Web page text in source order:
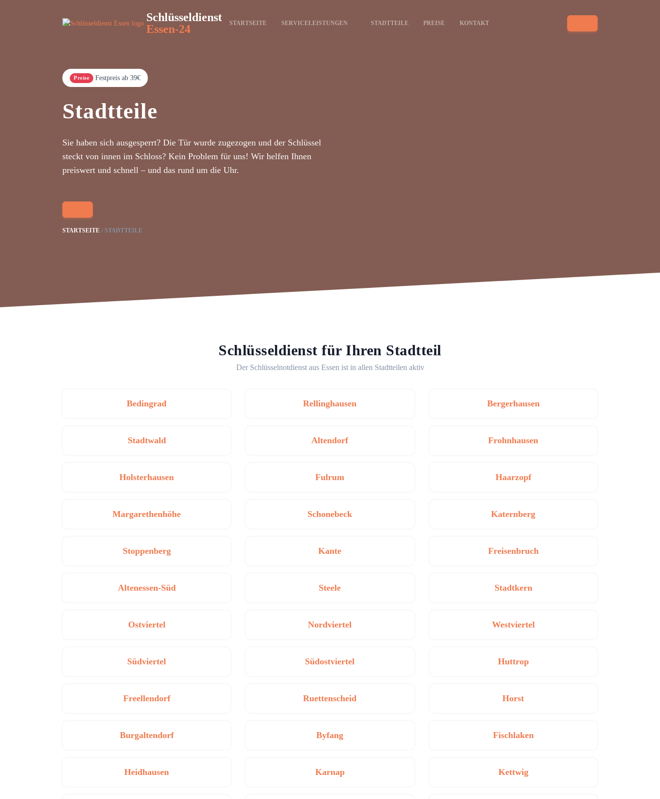
Schlüsseldienst
Essen-24
STARTSEITE SERVICELEISTUNGEN STADTTEILE PREISE KONTAKT
Preise Festpreis ab 39€
Stadtteile
Sie haben sich ausgesperrt? Die Tür wurde zugezogen und der Schlüssel
steckt von innen im Schloss? Kein Problem für uns! Wir helfen Ihnen
preiswert und schnell – und das rund um die Uhr.
STARTSEITE STADTTEILE
Schlüsseldienst für Ihren Stadtteil
Der Schlüsselnotdienst aus Essen ist in allen Stadtteilen aktiv
Bedingrad Rellinghausen Bergerhausen
Stadtwald Altendorf Frohnhausen
Holsterhausen Fulrum Haarzopf
Margarethenhöhe Schonebeck Katernberg
Stoppenberg Kante Freisenbruch
Altenessen-Süd Steele Stadtkern
Ostviertel Nordviertel Westviertel
Südviertel Südostviertel Huttrop
Freellendorf Ruettenscheid Horst
Burgaltendorf Byfang Fischlaken
Heidhausen Karnap Kettwig